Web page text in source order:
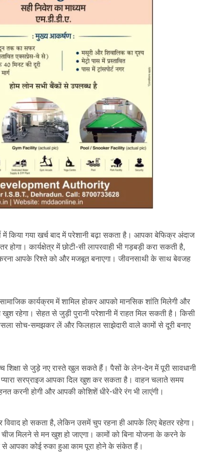
गया खर्च बाद में परेशानी बढ़ा सकता है। आपका बेफिक्र अंदाज
कार्यक्षेत्र में छोटी-सी लापरवाही भी गड़बड़ी करा सकती है,
आपके रिश्ते को और मजबूत बनाएगा। जीवनसाथी के साथ बेवजह
कार्यक्रम में शामिल होकर आपको मानसिक शांति मिलेगी और
रहेगा। सेहत से जुड़ी पुरानी परेशानी में राहत मिल सकती है। किसी
सोच-समझकर लें और फिलहाल साझेदारी वाले कामों से दूरी बनाए
शिक्षा से जुड़े नए रास्ते खुल सकते हैं। पैसों के लेन-देन में पूरी सावधानी
सरप्राइज आपका दिल खुश कर सकता है। वाहन चलाते समय
करनी होगी और आपकी कोशिशें धीरे-धीरे रंग भी लाएंगी।
हो सकता है, लेकिन उसमें चुप रहना ही आपके लिए बेहतर रहेगा।
मिलने से मन खुश हो जाएगा। कामों को बिना योजना के करने के
से आपका कोई रुका हुआ काम पूरा होने के संकेत हैं।